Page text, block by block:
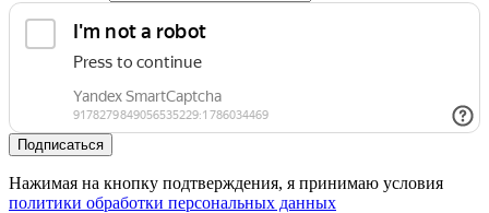
Подписаться
Нажимая на кнопку подтверждения, я принимаю условия
политики обработки персональных данных